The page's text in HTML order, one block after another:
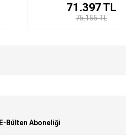
75.155 TL
71.397TL
E-Bülten Aboneliği